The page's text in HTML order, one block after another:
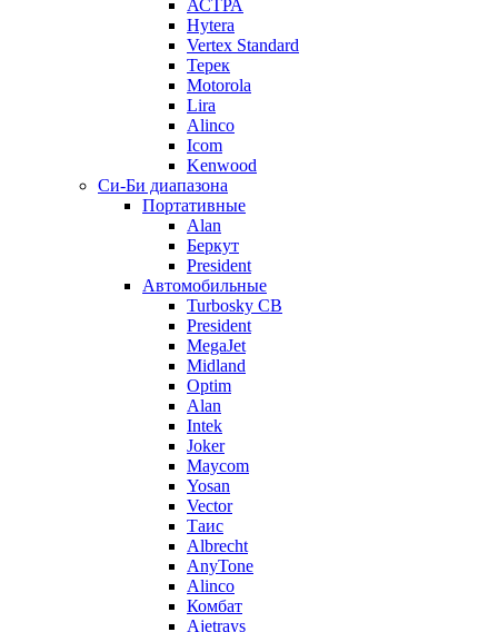
АСТРА
Hytera
Vertex Standard
Терек
Motorola
Lira
Alinco
Icom
Kenwood
Си-Би диапазона
Портативные
Alan
Беркут
President
Автомобильные
Turbosky CB
President
MegaJet
Midland
Optim
Alan
Intek
Joker
Maycom
Yosan
Vector
Таис
Albrecht
AnyTone
Alinco
Комбат
Ajetrays